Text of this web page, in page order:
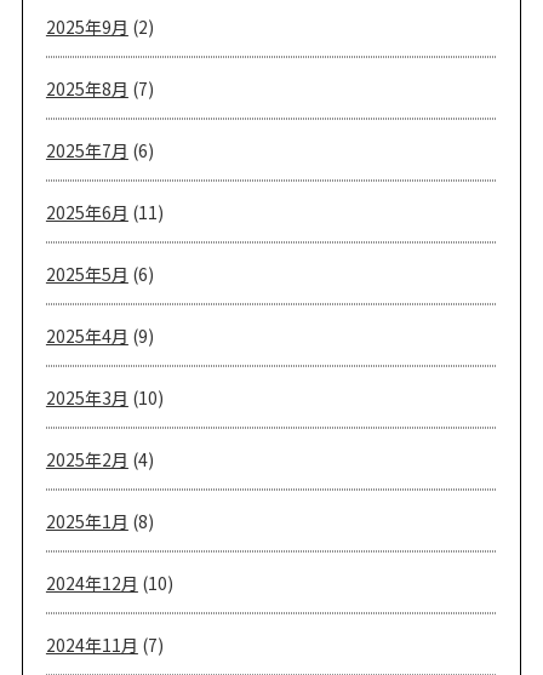
2025年9月 (2)
2025年8月 (7)
2025年7月 (6)
2025年6月 (11)
2025年5月 (6)
2025年4月 (9)
2025年3月 (10)
2025年2月 (4)
2025年1月 (8)
2024年12月 (10)
2024年11月 (7)